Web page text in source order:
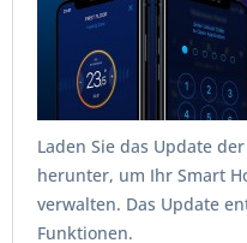
Laden Sie das Update
herunter, um Ihr Smart
verwalten. Das Update
Funktionen.